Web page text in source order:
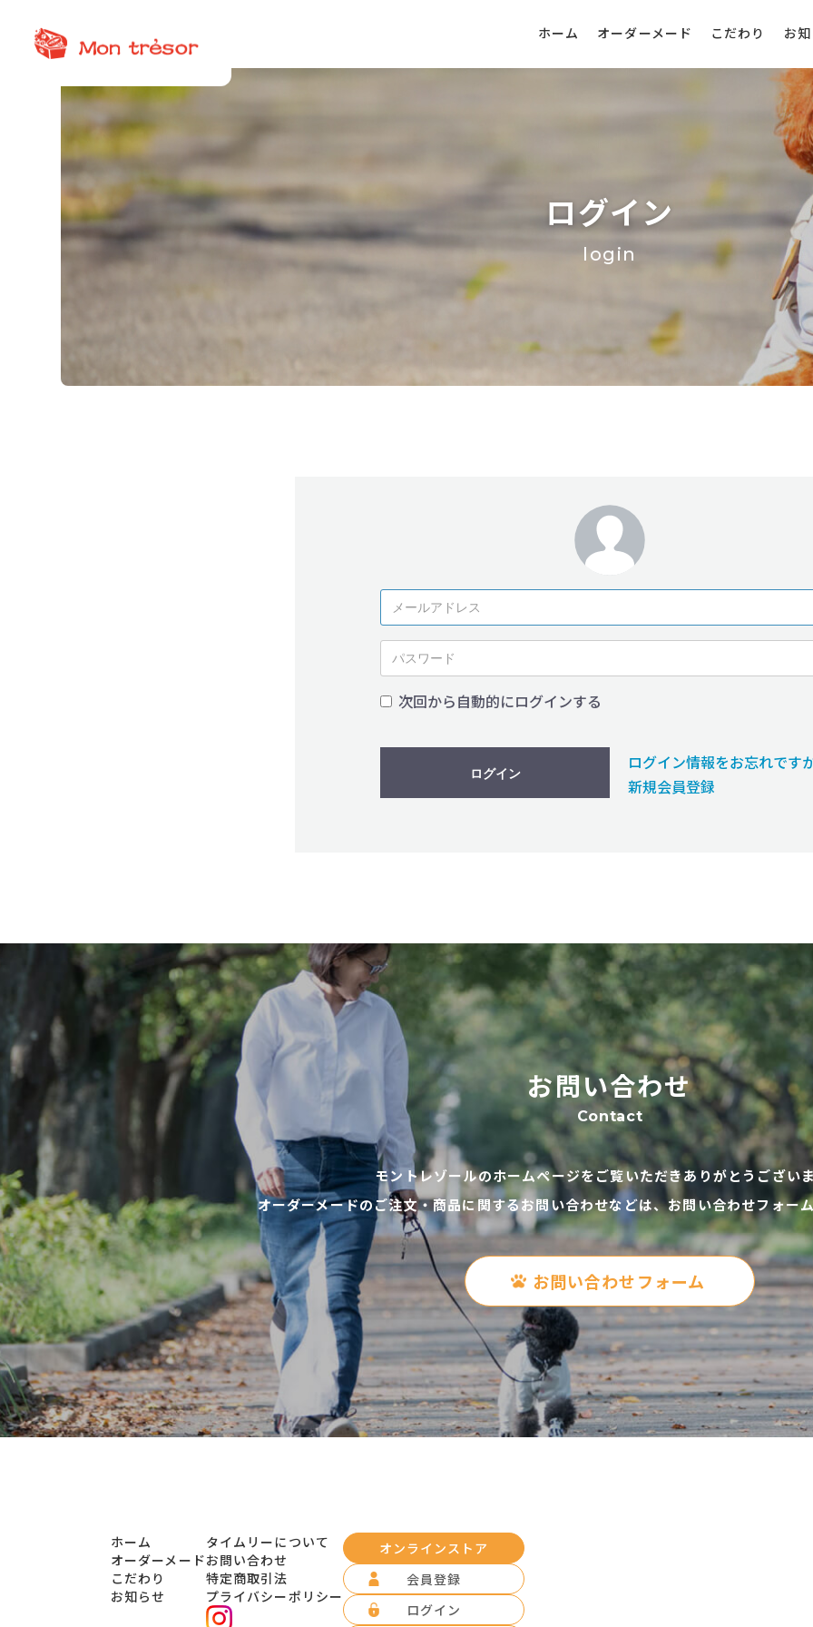
ホーム オーダーメード こだわり お
ログイン
login
次回から自動的にログインする
ログイン
ログイン情報をお忘れです
新規会員登録
お問い合わせ
Contact
モントレゾールのホームページをご覧いただきありがとうござい
オーダーメードのご注文・商品に関するお問い合わせなどは、お問い合わせフォー
お問い合わせフォーム
ホーム
オーダーメード
こだわり
お知らせ
タイムリーについて
お問い合わせ
特定商取引法
プライバシーポリシー
オンラインストア
会員登録
ログイン